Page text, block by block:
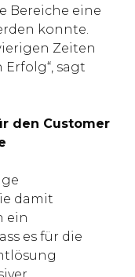
Bereiche eine
konnte.
Zeiten
sagt
den Customer
damit
ein
es für die